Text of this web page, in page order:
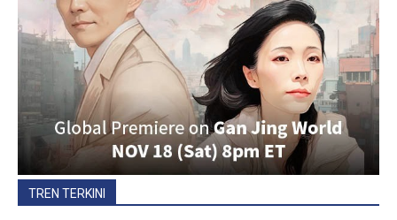
TREN TERKINI